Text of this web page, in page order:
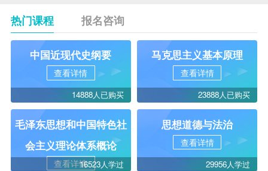
热门课程 报名咨询
中国近现代史纲要
查看详情
14888人已购买
马克思主义基本原理
查看详情
23888人已购买
毛泽东思想和中国特色社
会主义理论体系概论
查看详情16523人学过
思想道德与法治
查看详情
29956人学过